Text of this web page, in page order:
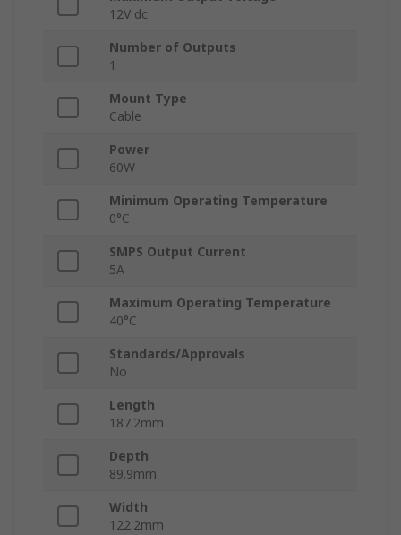
12V dc
Number of Outputs
1
Mount Type
Cable
Power
60W
Minimum Operating Temperature
0°C
SMPS Output Current
5A
Maximum Operating Temperature
40°C
Standards/Approvals
No
Length
187.2mm
Depth
89.9mm
Width
122.2mm